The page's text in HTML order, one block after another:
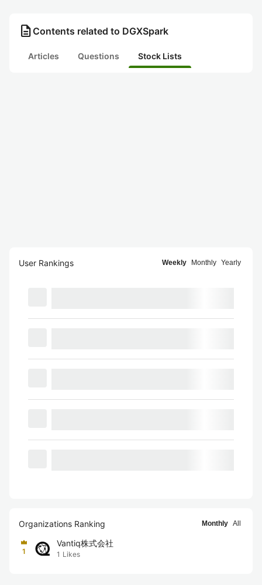
description Contents related to DGXSpark
Articles Questions Stock Lists
User Rankings Weekly Monthly Yearly
Organizations Ranking Monthly All
1
Vantiq株式会社
1 Likes